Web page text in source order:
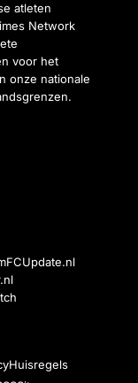
atleten
Network
voor het
onze nationale
FCUpdate.nl
Huisregels